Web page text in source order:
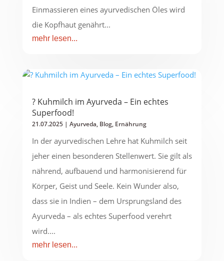
Einmassieren eines ayurvedischen Öles wird
die Kopfhaut genährt...
mehr lesen...
? Kuhmilch im Ayurveda – Ein echtes
Superfood!
21.07.2025| Ayurveda, Blog, Ernährung
In der ayurvedischen Lehre hat Kuhmilch seit
jeher einen besonderen Stellenwert. Sie gilt als
nährend, aufbauend und harmonisierend für
Körper, Geist und Seele. Kein Wunder also,
dass sie in Indien – dem Ursprungsland des
Ayurveda – als echtes Superfood verehrt
wird....
mehr lesen...